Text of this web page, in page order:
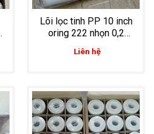
Lõi lọc tinh PP 10 inch
oring 222 nhọn 0,2
micron lọc dầu dừa,
dầu cọ, dầu thực vật
Liên hệ